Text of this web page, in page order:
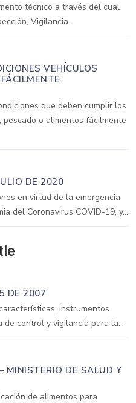
técnico a través del cual
Vigilancia...
VEHÍCULOS
que deben cumplir los
o alimentos fácilmente
DE 2020
en virtud de la emergencia
del Coronavirus COVID-19, y...
DE 2007
instrumentos
control y vigilancia para la...
MINISTERIO DE SALUD Y
de alimentos para